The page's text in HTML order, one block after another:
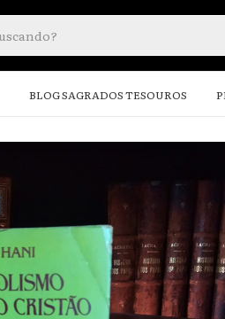
BLOG SAGRADOS TESOUROS